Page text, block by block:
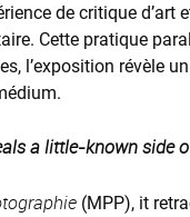
de critique d’art
Cette pratique
l’exposition révèle
a little-known side
(MPP), it